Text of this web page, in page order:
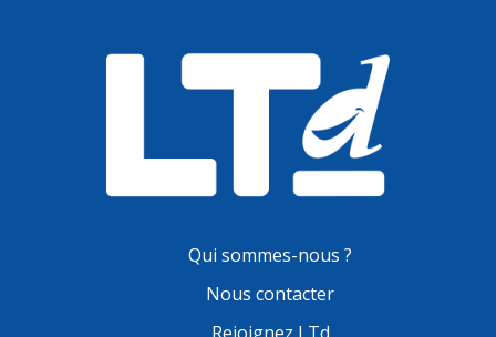
Qui sommes-nous ?
Nous contacter
Rejoignez LTd